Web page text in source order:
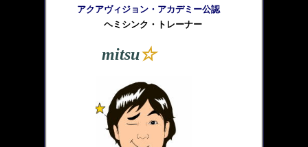
アクアヴィジョン・アカデミー公認
ヘミシンク・トレーナー
mitsu☆